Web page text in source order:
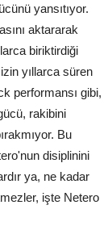
yansıtıyor.
aktararak
biriktirdiği
yıllarca süren
performansı gibi,
rakibini
Bu
disiplinini
ya, ne kadar
işte Netero